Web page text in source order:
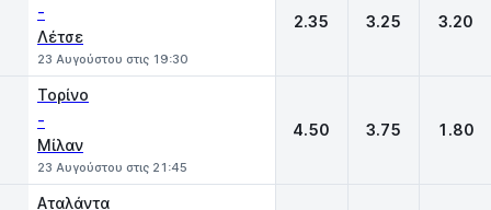
-
Λέτσε
23 Αυγούστου στις 19:30
2.35 3.25 3.20
Τορίνο
-
Μίλαν
23 Αυγούστου στις 21:45
4.50 3.75 1.80
Αταλάντα